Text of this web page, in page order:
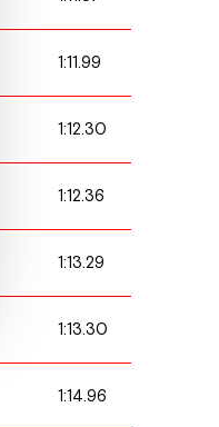
1:11.99
1:12.30
1:12.36
1:13.29
1:13.30
1:14.96